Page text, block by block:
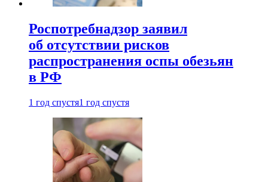
Роспотребнадзор заявил
об отсутствии рисков
распространения оспы обезьян
в РФ
1 год спустя1 год спустя